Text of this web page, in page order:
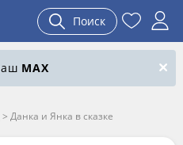
Поиск
MAX
> Данка и Янка в сказке